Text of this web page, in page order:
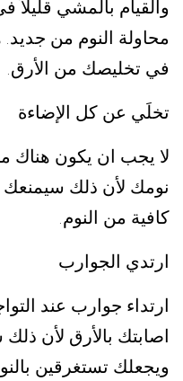
والقيام بالمشي قليلاً
محاولة النوم من جديد.
في تخليصك من الأرق.
تخلَي عن كل الإضاءة
لا يجب ان يكون هناك
نومك لأن ذلك
كافية من النوم.
ارتدي الجوارب
ارتداء جوارب عند
اصابتك بالأرق لأن
ويجعلك تستغرقين